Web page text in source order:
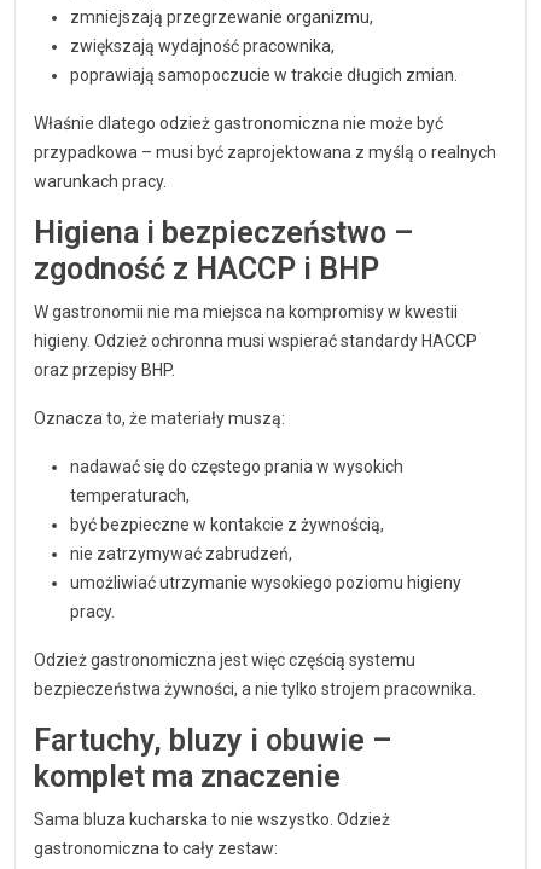
zmniejszają przegrzewanie organizmu,
zwiększają wydajność pracownika,
poprawiają samopoczucie w trakcie długich zmian.
Właśnie dlatego odzież gastronomiczna nie może być
przypadkowa – musi być zaprojektowana z myślą o realnych
warunkach pracy.
Higiena i bezpieczeństwo –
zgodność z HACCP i BHP
W gastronomii nie ma miejsca na kompromisy w kwestii
higieny. Odzież ochronna musi wspierać standardy HACCP
oraz przepisy BHP.
Oznacza to, że materiały muszą:
nadawać się do częstego prania w wysokich
temperaturach,
być bezpieczne w kontakcie z żywnością,
nie zatrzymywać zabrudzeń,
umożliwiać utrzymanie wysokiego poziomu higieny
pracy.
Odzież gastronomiczna jest więc częścią systemu
bezpieczeństwa żywności, a nie tylko strojem pracownika.
Fartuchy, bluzy i obuwie –
komplet ma znaczenie
Sama bluza kucharska to nie wszystko. Odzież
gastronomiczna to cały zestaw: